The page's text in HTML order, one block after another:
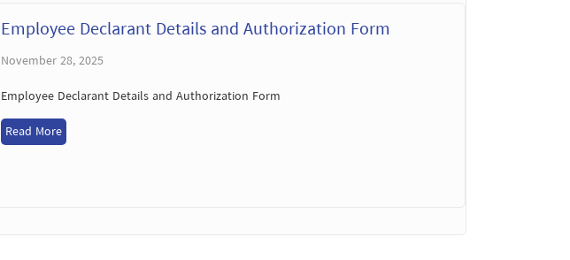
Employee Declarant Details and Authorization Form
November 28, 2025
Employee Declarant Details and Authorization Form
Read More